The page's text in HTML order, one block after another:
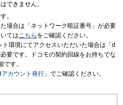
できません。
。
場合は「ネットワーク暗証番号」が必要
てはこちら をご確認ください。
環境にてアクセスいただいた場合は「d
要です。ドコモの契約回線をお持ちでな
す。
アカウント発行 」でご確認ください。